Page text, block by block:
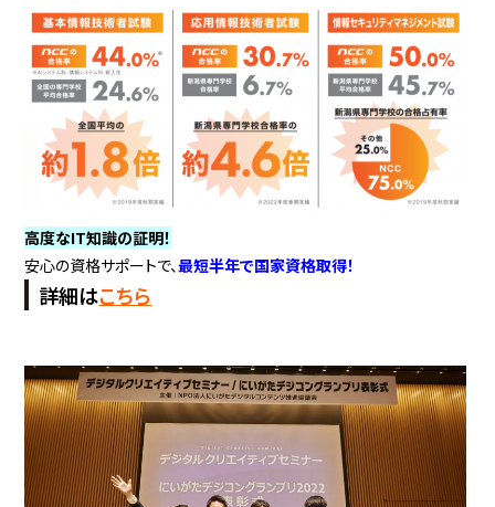
高度なIT知識の証明！
安心の資格サポートで、最短半年で国家資格取得！
詳細はこちら